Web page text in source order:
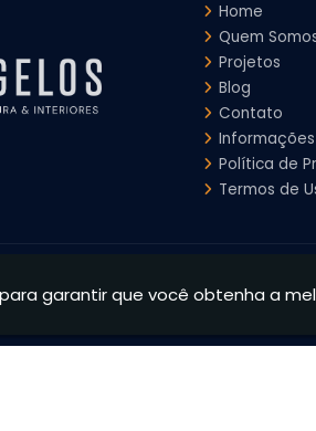
Home
Quem
Projetos
Blog
Contato
Informações
Política de
Termos de
0001-73
garantir que você obtenha a